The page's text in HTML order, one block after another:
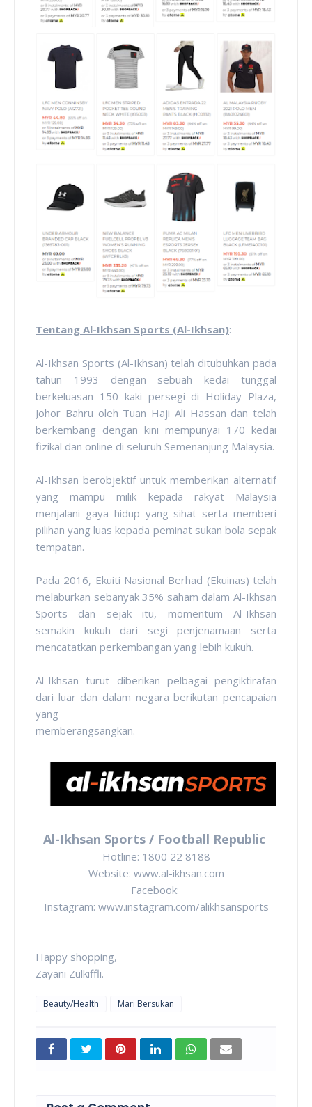
Tentang Al-Ikhsan Sports (Al-Ikhsan):
Al-Ikhsan Sports (Al-Ikhsan) telah ditubuhkan pada
tahun 1993 dengan sebuah kedai tunggal
berkeluasan 150 kaki persegi di Holiday Plaza,
Johor Bahru oleh Tuan Haji Ali Hassan dan telah
berkembang dengan kini mempunyai 170 kedai
fizikal dan online di seluruh Semenanjung Malaysia.
Al-Ikhsan berobjektif untuk memberikan alternatif
yang mampu milik kepada rakyat Malaysia
menjalani gaya hidup yang sihat serta memberi
pilihan yang luas kepada peminat sukan bola sepak
tempatan.
Pada 2016, Ekuiti Nasional Berhad (Ekuinas) telah
melaburkan sebanyak 35% saham dalam Al-Ikhsan
Sports dan sejak itu, momentum Al-Ikhsan
semakin kukuh dari segi penjenamaan serta
mencatatkan perkembangan yang lebih kukuh.
Al-Ikhsan turut diberikan pelbagai pengiktirafan
dari luar dan dalam negara berikutan pencapaian
yang
memberangsangkan.
Al-Ikhsan Sports / Football Republic
Hotline: 1800 22 8188
Website: www.al-ikhsan.com
Facebook:
Instagram: www.instagram.com/alikhsansports
Happy shopping,
Zayani Zulkiffli.
Beauty/Health Mari Bersukan